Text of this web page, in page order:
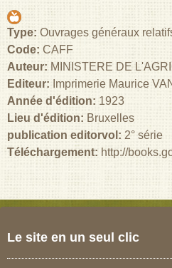
Type: Ouvrages généraux
Code: CAFF
Auteur: MINISTERE DE
Editeur: Imprimerie Maurice
Année d'édition: 1923
Lieu d'édition: Bruxelles
publication editorvol: 2° série
Téléchargement: http://
Le site en un seul clic